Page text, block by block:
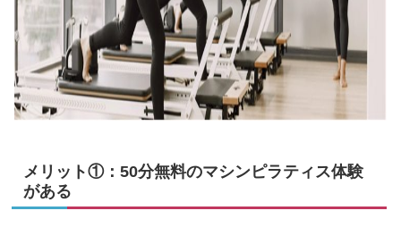
メリット①：50分無料のマシンピラティス体験
がある